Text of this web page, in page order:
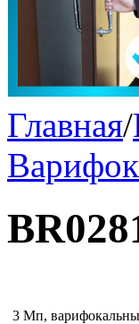
Главная/
3 Мп,